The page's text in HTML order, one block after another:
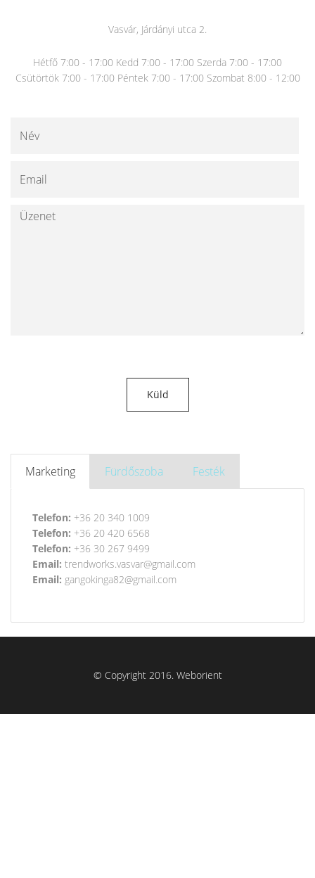
Vasvár, Járdányi utca 2.
Hétfő 7:00 - 17:00 Kedd 7:00 - 17:00 Szerda 7:00 - 17:00
Csütörtök 7:00 - 17:00 Péntek 7:00 - 17:00 Szombat 8:00 - 12:00
Marketing Fürdőszoba Festék
Telefon: +36 20 340 1009
Telefon: +36 20 420 6568
Telefon: +36 30 267 9499
Email: trendworks.vasvar@gmail.com
Email: gangokinga82@gmail.com
© Copyright 2016. Weborient